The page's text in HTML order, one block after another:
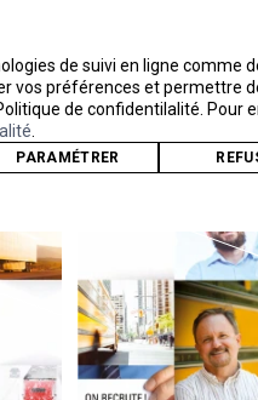
de suivi en ligne
vos préférences et permettre
de confidentilalité. Pour
PARAMÉTRER